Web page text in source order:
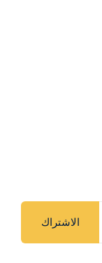
الاشتراك